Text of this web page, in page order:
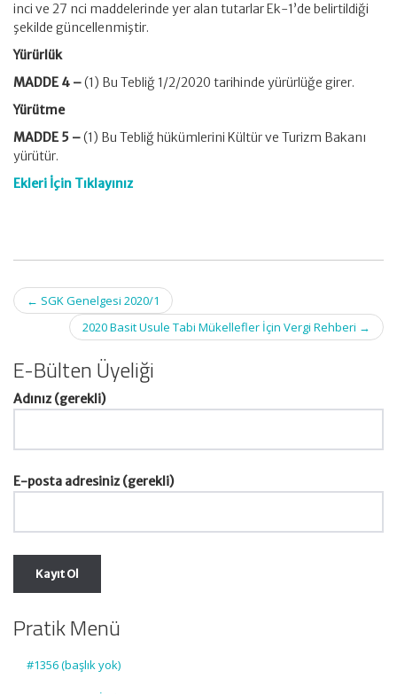
inci ve 27 nci maddelerinde yer alan tutarlar Ek-1’de belirtildiği
şekilde güncellenmiştir.
Yürürlük
MADDE 4 –(1) Bu Tebliğ 1/2/2020 tarihinde yürürlüğe girer.
Yürütme
MADDE 5 –(1) Bu Tebliğ hükümlerini Kültür ve Turizm Bakanı
yürütür.
Ekleri İçin Tıklayınız
Post
navigation
← SGK Genelgesi 2020/1
2020 Basit Usule Tabi Mükellefler İçin Vergi Rehberi →
E-Bülten Üyeliği
Adınız (gerekli)
E-posta adresiniz (gerekli)
Pratik Menü
#1356 (başlık yok)